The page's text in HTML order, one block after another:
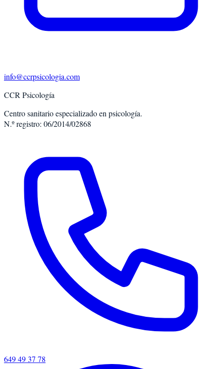
info@ccrpsicologia.com
CCR Psicología
Centro sanitario especializado en psicología.
N.º registro: 06/2014/02868
649 49 37 78